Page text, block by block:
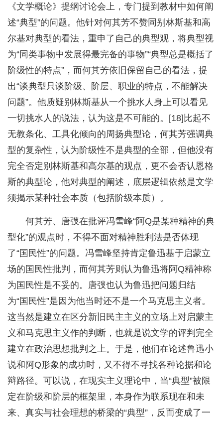
《文学概论》提纲讨论会上，专门提到教材中如何阐
述“典型”的问题。他针对何其芳不赞同别林斯基和高
尔基对典型的看法，重申了自己的典型观，将典型视
为“同类事物中发展得最完备的事物”“典型总是概括了
阶级性的特点”，而何其芳依旧保留自己的看法，提
出“谈典型只谈阶级、阶层、职业的特点，不能解决
问题”。他质疑别林斯基从一个挑水人身上可以看见
一切挑水人的说法，认为这是不可能的。[18]比起不
无教条化、工具化倾向的周扬典型论，何其芳强调典
型的复杂性，认为阶级性不是典型的全部，但他没有
完全否定别林斯基和高尔基的观点，更不会否认恩格
斯的典型论，他对典型的阐述，底层逻辑依然是文学
须揭示某种社会本质（包括阶级本质）。
何其芳、唐弢在批评冯雪峰“阿Q是某种精神的典
型化”的观点时，不得不面对精神胜利法是否体现
了“国民性”的问题。冯雪峰坚持肯定鲁迅基于启蒙立
场的国民性批判，而何其芳则认为鲁迅将阿Q精神称
为国民性是不妥的。唐弢也认为鲁迅把问题归结
为“国民性”是因为他当时还不是一个马克思主义者。
这当然是建立在区分新旧民主主义的立场上对启蒙主
义和马克思主义作的判断，也就是说文学的评判完全
建立在政治思想批判之上。于是，他们在论述鲁迅小
说和阿Q形象的成功时，又不得不寻找各种论据和论
辩路径。可以说，在现实主义理论中，当“典型”被限
定在阶级和阶层的框架里，本身作为联系现在和未
来、真实与社会理想的桥梁的“典型”，反而变成了一